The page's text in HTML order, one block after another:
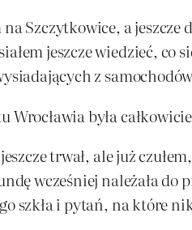
Szczytkowice, a jeszcze
jeszcze wiedzieć, co
z
była
trwał, ale już
wcześniej należała
szkła i pytań, na które